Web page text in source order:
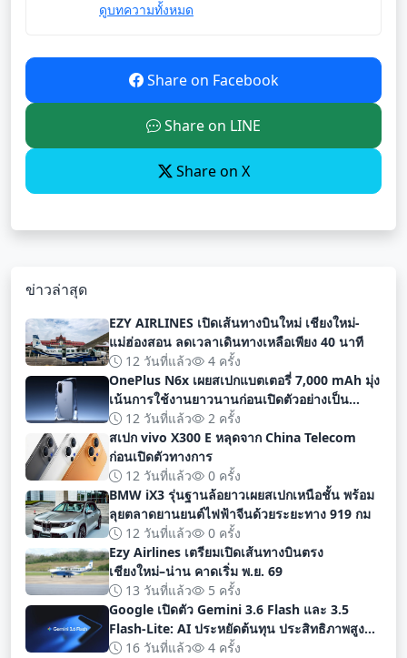
ดูบทความทั้งหมด
Share on Facebook
Share on LINE
Share on X
ข่าวล่าสุด
EZY AIRLINES เปิดเส้นทางบินใหม่ เชียงใหม่-
แม่ฮ่องสอน ลดเวลาเดินทางเหลือเพียง 40 นาที
12 วันที่แล้ว
4 ครั้ง
OnePlus N6x เผยสเปกแบตเตอรี่ 7,000 mAh มุ่ง
เน้นการใช้งานยาวนานก่อนเปิดตัวอย่างเป็น
ทางการ
12 วันที่แล้ว
2 ครั้ง
สเปก vivo X300 E หลุดจาก China Telecom
ก่อนเปิดตัวทางการ
12 วันที่แล้ว
0 ครั้ง
BMW iX3 รุ่นฐานล้อยาวเผยสเปกเหนือชั้น พร้อม
ลุยตลาดยานยนต์ไฟฟ้าจีนด้วยระยะทาง 919 กม
12 วันที่แล้ว
0 ครั้ง
Ezy Airlines เตรียมเปิดเส้นทางบินตรง
เชียงใหม่–น่าน คาดเริ่ม พ.ย. 69
13 วันที่แล้ว
5 ครั้ง
Google เปิดตัว Gemini 3.6 Flash และ 3.5
Flash-Lite: AI ประหยัดต้นทุน ประสิทธิภาพสูง
สำหรับนักพัฒนา
16 วันที่แล้ว 4 ครั้ง